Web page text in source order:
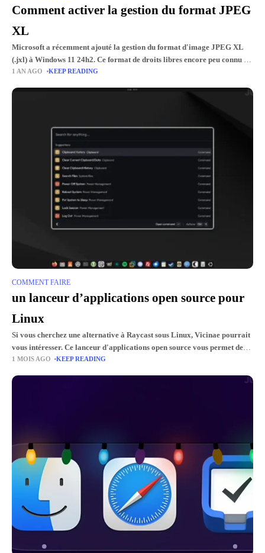
Comment activer la gestion du format JPEG
XL
Microsoft a récemment ajouté la gestion du format d'image JPEG XL
(.jxl) à Windows 11 24h2. Ce format de droits libres encore peu connu du
grand public promet une compression
1 AN AGO KEEP READING
COMMENT FAIRE
un lanceur d’applications open source pour
Linux
Si vous cherchez une alternative à Raycast sous Linux, Vicinae pourrait
vous intéresser. Ce lanceur d'applications open source vous permet de
lancer des applications, de rechercher des fichiers, d'accéder à
1 MOIS AGO KEEP READING